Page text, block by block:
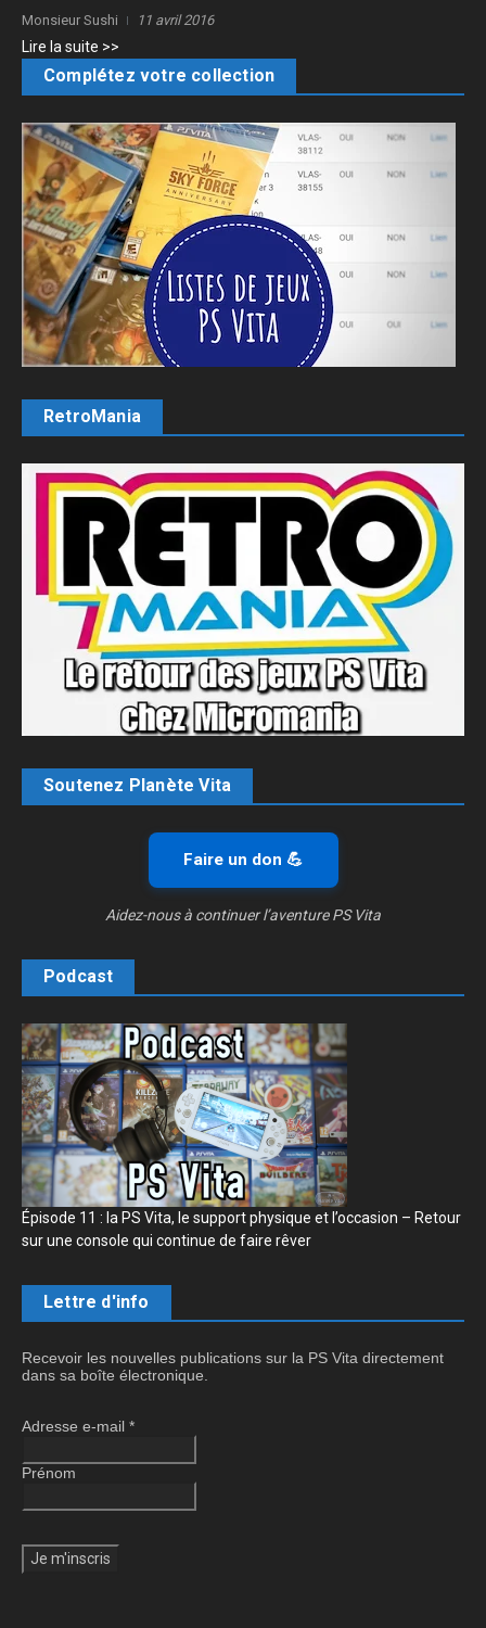
Monsieur Sushi 11 avril 2016
Lire la suite >>
Complétez votre collection
RetroMania
Soutenez Planète Vita
Faire un don 💪
Aidez-nous à continuer l’aventure PS Vita
Podcast
Épisode 11 : la PS Vita, le support physique et l’occasion – Retour
sur une console qui continue de faire rêver
Lettre d'info
Recevoir les nouvelles publications sur la PS Vita directement
dans sa boîte électronique.
Adresse e-mail *
Prénom